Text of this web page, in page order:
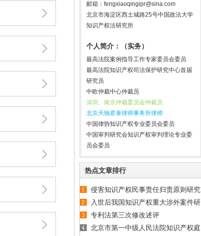
邮箱：fengxiaoqingipr@sina.com
北京市海淀区西土城路25号中国政法大学
知识产权法研究所
个人简介：（实务）
最高法院案例指导工作专家委员会委员
最高法院知识产权司法保护研究中心首届
研究员
中欧仲裁中心仲裁员
深圳、南京仲裁委员会仲裁员
北京天驰君泰律师事务所律师
中国律协知识产权专业委员会委员
中国审判研究会知识产权审判理论专业委
员会委员
热点文章排行
侵害知识产权民事责任归责原则研究
入世后我国知识产权重大涉外案件研
究
专利法第三次修改述评
北京市第一中级人民法院知识产权庭